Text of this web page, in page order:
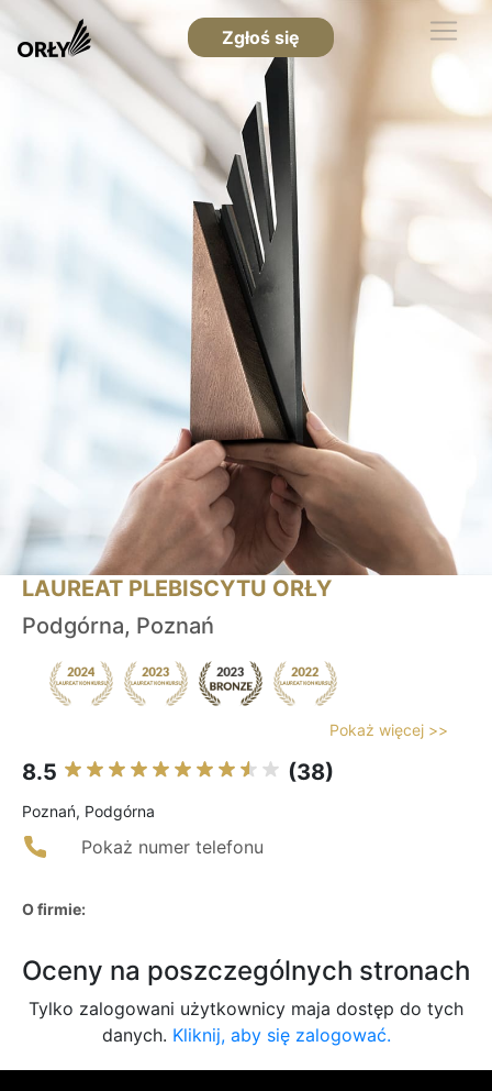
Zgłoś się
LAUREAT PLEBISCYTU ORŁY
Podgórna, Poznań
Pokaż więcej >>
8.5 (38)
Poznań, Podgórna
Pokaż numer telefonu
O firmie:
Oceny na poszczególnych stronach
Tylko zalogowani użytkownicy maja dostęp do tych
danych. Kliknij, aby się zalogować.